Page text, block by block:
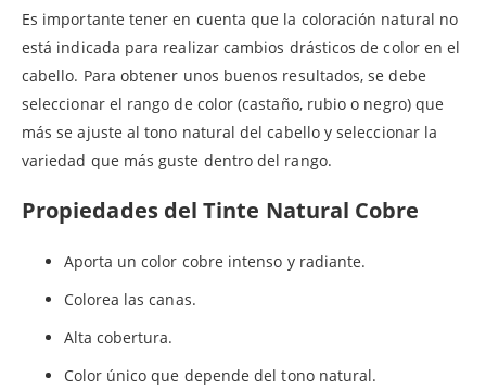
Es importante tener en cuenta que la coloración natural no
está indicada para realizar cambios drásticos de color en el
cabello. Para obtener unos buenos resultados, se debe
seleccionar el rango de color (castaño, rubio o negro) que
más se ajuste al tono natural del cabello y seleccionar la
variedad que más guste dentro del rango.
Propiedades del Tinte Natural Cobre
Aporta un color cobre intenso y radiante.
Colorea las canas.
Alta cobertura.
Color único que depende del tono natural.